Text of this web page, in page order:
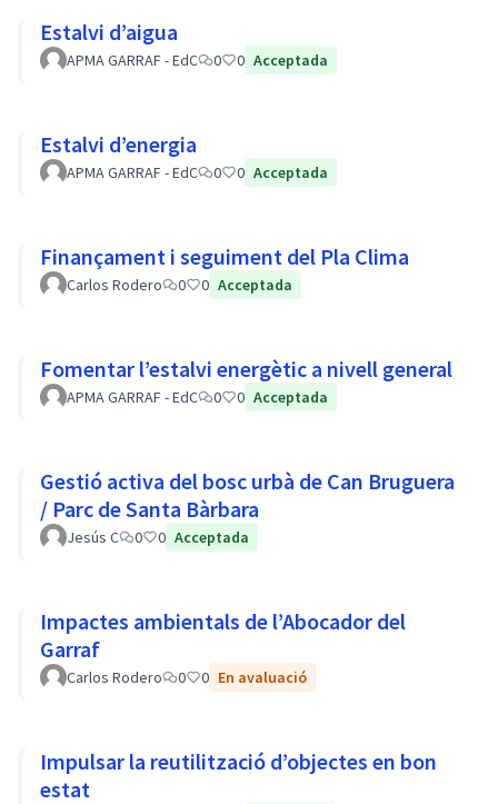
Estalvi d’aigua
APMA GARRAF - EdC 0 0 Acceptada
Estalvi d’energia
APMA GARRAF - EdC 0 0 Acceptada
Finançament i seguiment del Pla Clima
Carlos Rodero 0 0 Acceptada
Fomentar l’estalvi energètic a nivell general
APMA GARRAF - EdC 0 0 Acceptada
Gestió activa del bosc urbà de Can Bruguera
/ Parc de Santa Bàrbara
Jesús C 0 0 Acceptada
Impactes ambientals de l’Abocador del
Garraf
Carlos Rodero 0 0 En avaluació
Impulsar la reutilització d’objectes en bon
estat